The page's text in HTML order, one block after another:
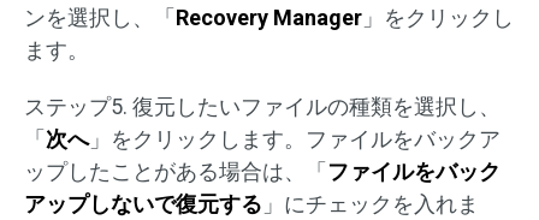
ンを選択し、「 Recovery Manager 」をクリックし
ます。
ステップ5. 復元したいファイルの種類を選択し、
「 次へ」をクリックします。ファイルをバックア
ップしたことがある場合は、「 ファイルをバック
アップしないで復元する 」にチェックを入れま